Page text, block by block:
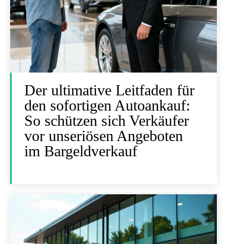
Der ultimative Leitfaden für
den sofortigen Autoankauf:
So schützen sich Verkäufer
vor unseriösen Angeboten
im Bargeldverkauf